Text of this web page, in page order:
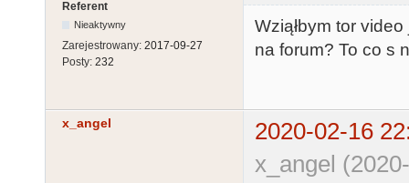
Referent
Nieaktywny
Zarejestrowany: 2017-09-27
Posty: 232
Wziąłbym tor
na forum? To co s
x_angel
2020-02-16
x_angel